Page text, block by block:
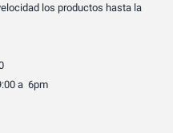
los productos hasta la
a 6pm